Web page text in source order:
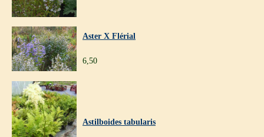
Aster X Flérial
6,50
Astilboides tabularis